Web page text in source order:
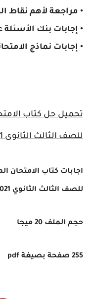
• مراجعة لأهم نقاط
• إجابات بنك
• إجابات نماذج
تحميل حل كتاب
للصف الثالث الثانوى 2021
اجابات كتاب الامتحان
للصف الثالث الثانوي 2021
حجم الملف 20 ميجا
255 صفحة بصيغة pdf